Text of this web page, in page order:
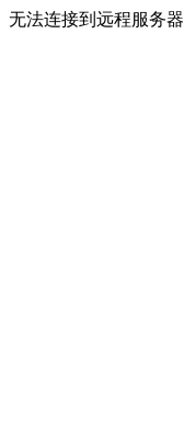
无法连接到远程服务器